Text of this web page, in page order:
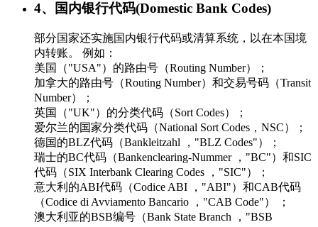
4、国内银行代码(Domestic Bank Codes)
部分国家还实施国内银行代码或清算系统，以在本国境
内转账。 例如：
美国（"USA"）的路由号（Routing Number）；
加拿大的路由号（Routing Number）和交易号码（Transit
Number）；
英国（"UK"）的分类代码（Sort Codes）；
爱尔兰的国家分类代码（National Sort Codes，NSC）；
德国的BLZ代码（Bankleitzahl ，"BLZ Codes"）；
瑞士的BC代码（Bankenclearing-Nummer ，"BC"）和SIC
代码（SIX Interbank Clearing Codes ，"SIC"）；
意大利的ABI代码（Codice ABI ，"ABI"）和CAB代码
（Codice di Avviamento Bancario ，"CAB Code"） ；
澳大利亚的BSB编号（Bank State Branch ，"BSB